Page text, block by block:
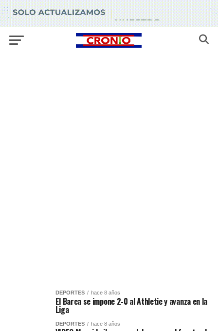
DEPORTES hace 8 años
El Barca se impone 2-0 al Athletic y avanza en la
Liga
DEPORTES hace 8 años